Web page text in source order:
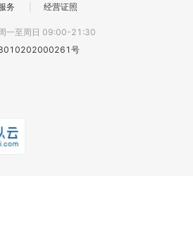
务 经营证照
一至周日 09:00-21:30
号